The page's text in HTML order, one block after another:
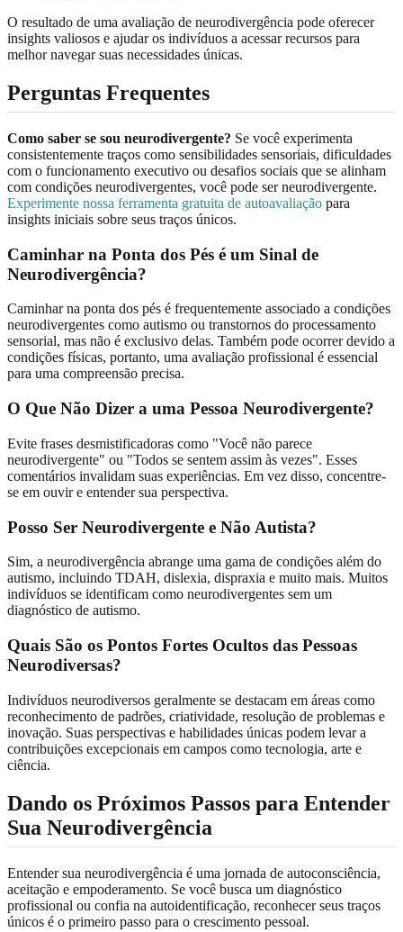
O resultado de uma avaliação de neurodivergência pode oferecer
insights valiosos e ajudar os indivíduos a acessar recursos para
melhor navegar suas necessidades únicas.
Perguntas Frequentes
Como saber se sou neurodivergente? Se você experimenta
consistentemente traços como sensibilidades sensoriais, dificuldades
com o funcionamento executivo ou desafios sociais que se alinham
com condições neurodivergentes, você pode ser neurodivergente.
Experimente nossa ferramenta gratuita de autoavaliação para
insights iniciais sobre seus traços únicos.
Caminhar na Ponta dos Pés é um Sinal de
Neurodivergência?
Caminhar na ponta dos pés é frequentemente associado a condições
neurodivergentes como autismo ou transtornos do processamento
sensorial, mas não é exclusivo delas. Também pode ocorrer devido a
condições físicas, portanto, uma avaliação profissional é essencial
para uma compreensão precisa.
O Que Não Dizer a uma Pessoa Neurodivergente?
Evite frases desmistificadoras como "Você não parece
neurodivergente" ou "Todos se sentem assim às vezes". Esses
comentários invalidam suas experiências. Em vez disso, concentre-
se em ouvir e entender sua perspectiva.
Posso Ser Neurodivergente e Não Autista?
Sim, a neurodivergência abrange uma gama de condições além do
autismo, incluindo TDAH, dislexia, dispraxia e muito mais. Muitos
indivíduos se identificam como neurodivergentes sem um
diagnóstico de autismo.
Quais São os Pontos Fortes Ocultos das Pessoas
Neurodiversas?
Indivíduos neurodiversos geralmente se destacam em áreas como
reconhecimento de padrões, criatividade, resolução de problemas e
inovação. Suas perspectivas e habilidades únicas podem levar a
contribuições excepcionais em campos como tecnologia, arte e
ciência.
Dando os Próximos Passos para Entender
Sua Neurodivergência
Entender sua neurodivergência é uma jornada de autoconsciência,
aceitação e empoderamento. Se você busca um diagnóstico
profissional ou confia na autoidentificação, reconhecer seus traços
únicos é o primeiro passo para o crescimento pessoal.